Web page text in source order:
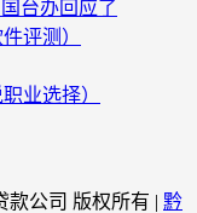
台办回应了
评测）
业选择）
款公司 版权所有 | 黔